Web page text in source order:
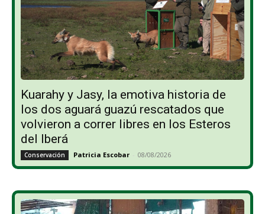
Kuarahy y Jasy, la emotiva historia de
los dos aguará guazú rescatados que
volvieron a correr libres en los Esteros
del Iberá
Conservación Patricia Escobar - 08/08/2026